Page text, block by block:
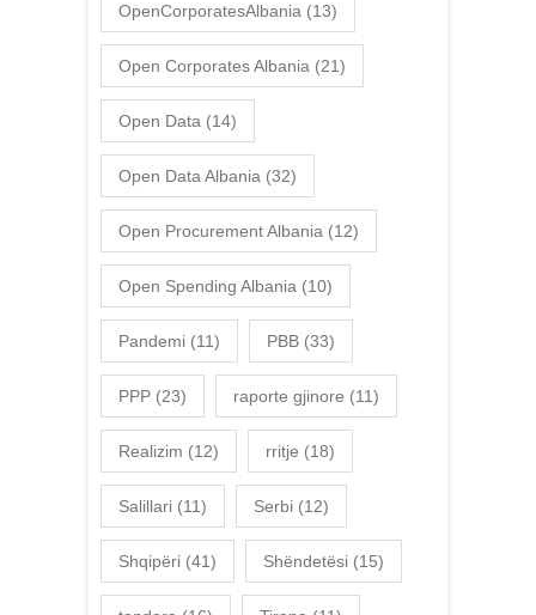
OpenCorporatesAlbania (13)
Open Corporates Albania (21)
Open Data (14)
Open Data Albania (32)
Open Procurement Albania (12)
Open Spending Albania (10)
Pandemi (11) PBB (33)
PPP (23) raporte gjinore (11)
Realizim (12) rritje (18)
Salillari (11) Serbi (12)
Shqipëri (41) Shëndetësi (15)